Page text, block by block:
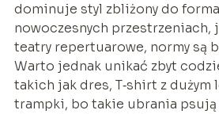
dominuje styl zbliżony do
nowoczesnych przestrzeniach,
teatry repertuarowe, normy są
Warto jednak unikać zbyt
takich jak dres, T‑shirt z dużym
trampki, bo takie ubrania